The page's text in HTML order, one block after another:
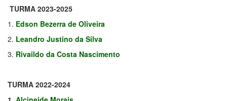
TURMA 2023-2025
1. Edson Bezerra de Oliveira
2. Leandro Justino da Silva
3. Rivaildo da Costa Nascimento
TURMA 2022-2024